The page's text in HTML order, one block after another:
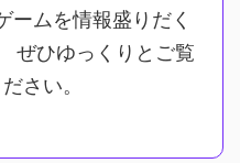
ームを情報盛りだく
ぜひゆっくりとご覧
さい。